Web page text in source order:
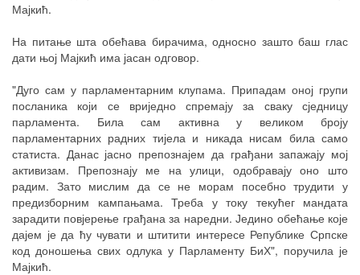
Мајкић.
На питање шта обећава бирачима, односно зашто баш глас
дати њој Мајкић има јасан одговор.
"Дуго сам у парламентарним клупама. Припадам оној групи
посланика који се вриједно спремају за сваку сједницу
парламента. Била сам активна у великом броју
парламентарних радних тијела и никада нисам била само
статиста. Данас јасно препознајем да грађани запажају мој
активизам. Препознају ме на улици, одобравају оно што
радим. Зато мислим да се не морам посебно трудити у
предизборним кампањама. Треба у току текућег мандата
зарадити повјерење грађана за наредни. Једино обећање које
дајем је да ћу чувати и штитити интересе Републике Српске
код доношења свих одлука у Парламенту БиХ", поручила је
Мајкић.